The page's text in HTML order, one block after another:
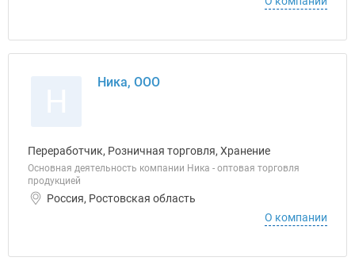
Ника, ООО
Переработчик, Розничная торговля, Хранение
Основная деятельность компании Ника - оптовая торговля
продукцией
Россия, Ростовская область
О компании